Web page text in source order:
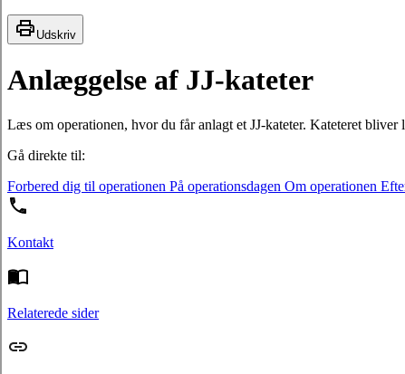
Udskriv
Anlæggelse af JJ-kateter
Læs om operationen, hvor du får anlagt et JJ-kateter. Kateteret
Gå direkte til:
Forbered dig til operationen På operationsdagen Om operationen
Kontakt
Relaterede sider